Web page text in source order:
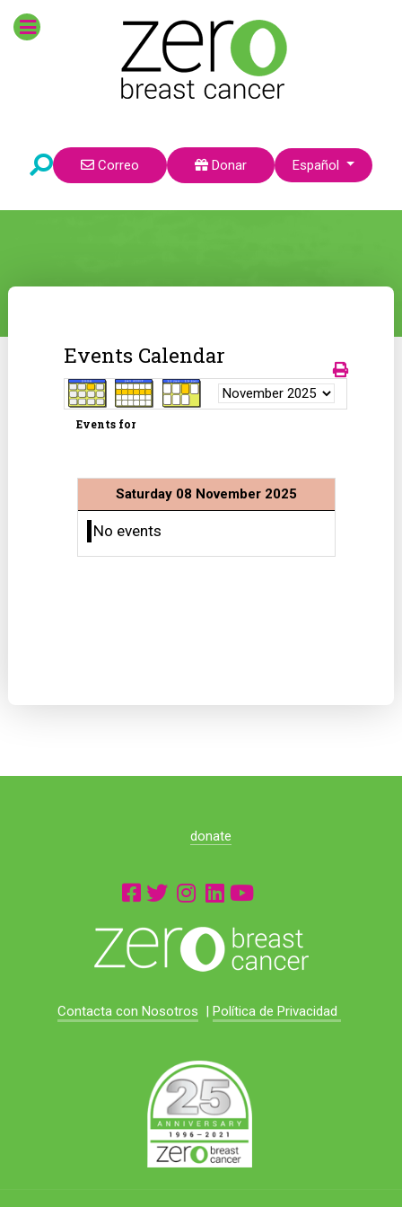
Correo Donar Seleccione su idioma
Español
Events Calendar
Events for
Saturday 08 November 2025
No events
donate
Contacta con Nosotros | Política de Privacidad